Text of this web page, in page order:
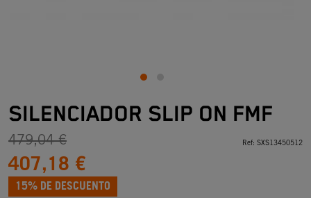
SILENCIADOR SLIP ON FMF
479,04 €
407,18 €
15% DE DESCUENTO
Ref: SXS13450512